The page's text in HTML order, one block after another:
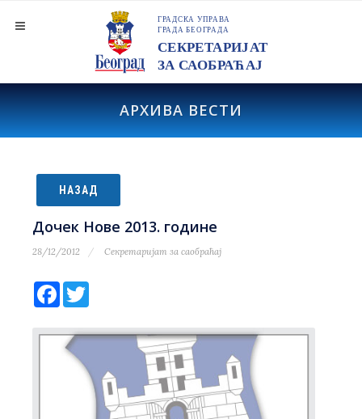
АРХИВА ВЕСТИ
НАЗАД
Дочек Нове 2013. године
28/12/2012 Секретаријат за саобраћај
Facebook